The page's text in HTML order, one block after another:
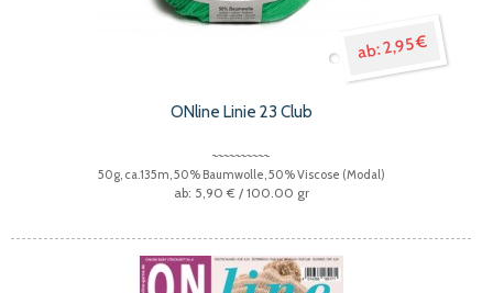
2,95 €
ONline Linie 23 Club
50g, ca.135m, 50% Baumwolle, 50% Viscose (Modal)
5,90 € / 100.00 gr